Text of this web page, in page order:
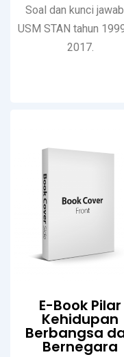
Soal dan kunci
USM STAN tahun
2017.
E-Book Pilar
Kehidupan
Berbangsa
Bernegara